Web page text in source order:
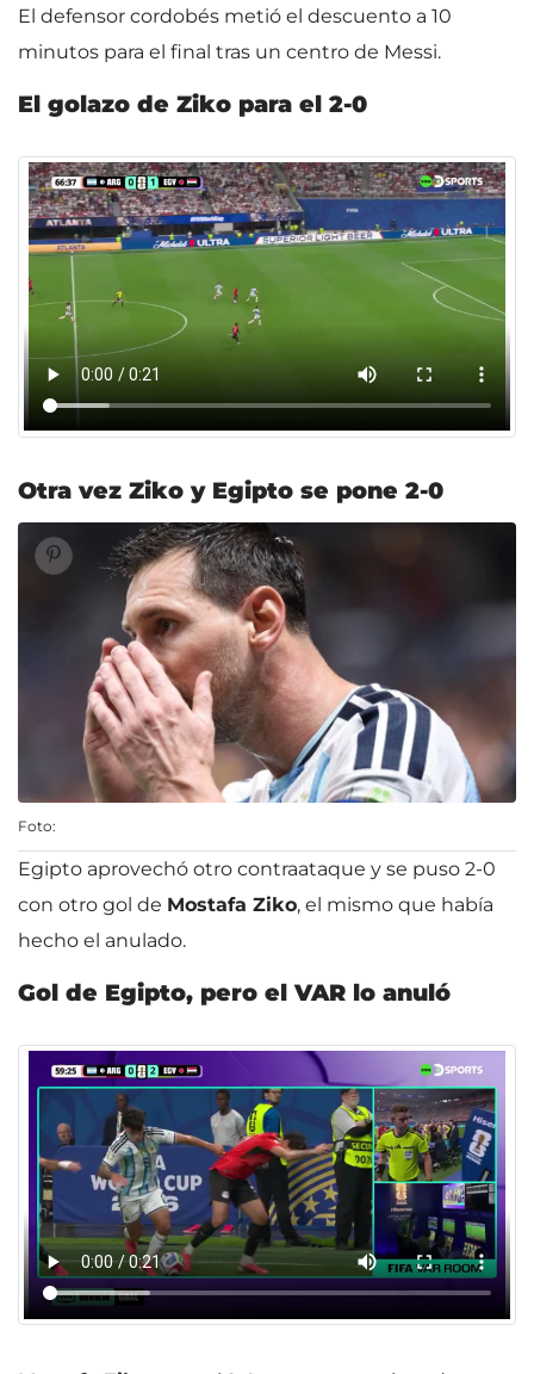
El defensor cordobés metió el descuento a 10
minutos para el final tras un centro de Messi.
El golazo de Ziko para el 2-0
Otra vez Ziko y Egipto se pone 2-0
Foto:
Egipto aprovechó otro contraataque y se puso 2-0
con otro gol de Mostafa Ziko, el mismo que había
hecho el anulado.
Gol de Egipto, pero el VAR lo anuló